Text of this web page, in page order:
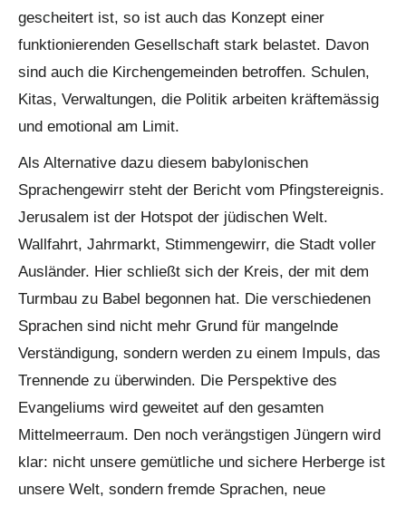
gescheitert ist, so ist auch das Konzept einer
funktionierenden Gesellschaft stark belastet. Davon
sind auch die Kirchengemeinden betroffen. Schulen,
Kitas, Verwaltungen, die Politik arbeiten kräftemässig
und emotional am Limit.
Als Alternative dazu diesem babylonischen
Sprachengewirr steht der Bericht vom Pfingstereignis.
Jerusalem ist der Hotspot der jüdischen Welt.
Wallfahrt, Jahrmarkt, Stimmengewirr, die Stadt voller
Ausländer. Hier schließt sich der Kreis, der mit dem
Turmbau zu Babel begonnen hat. Die verschiedenen
Sprachen sind nicht mehr Grund für mangelnde
Verständigung, sondern werden zu einem Impuls, das
Trennende zu überwinden. Die Perspektive des
Evangeliums wird geweitet auf den gesamten
Mittelmeerraum. Den noch verängstigen Jüngern wird
klar: nicht unsere gemütliche und sichere Herberge ist
unsere Welt, sondern fremde Sprachen, neue